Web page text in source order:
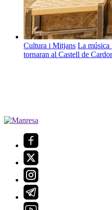
Cultura i Mitjans La música
tornaran al Castell de